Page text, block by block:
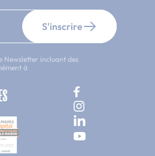
S'inscrire
Newsletter incluant des
à